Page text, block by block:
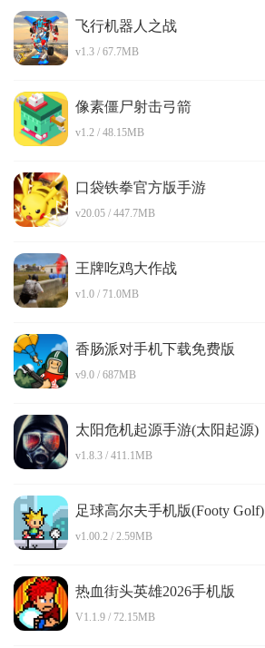
飞行机器人之战
v1.3 / 67.7MB
像素僵尸射击弓箭
v1.2 / 48.15MB
口袋铁拳官方版手游
v20.05 / 447.7MB
王牌吃鸡大作战
v1.0 / 71.0MB
香肠派对手机下载免费版
v9.0 / 687MB
太阳危机起源手游(太阳起源)
v1.8.3 / 411.1MB
足球高尔夫手机版(Footy Golf)
v1.00.2 / 2.59MB
热血街头英雄2026手机版
V1.1.9 / 72.15MB